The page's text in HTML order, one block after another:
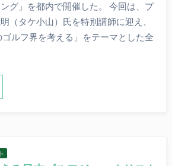
グ」を都内で開催した。 今回は、プ
（タケ小山）氏を特別講師に迎え、
ゴルフ界を考える」をテーマとした全